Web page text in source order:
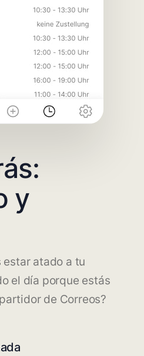
y
estar atado a tu
el día porque estás
de Correos?